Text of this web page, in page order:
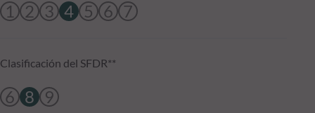
1 2 3 4 5 6 7
Clasificación del SFDR**
6 8 9